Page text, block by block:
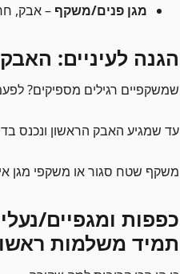
מגן פנים/משקף – אבק,
הגנה לעיניים:
שמשקפיים רגילים מספיקים?
עד שמגיע האבק הראשון ונכנס
משקף שטח סגור או משקפי מגן
כפפות ומגפיים/
תמיד משלמות